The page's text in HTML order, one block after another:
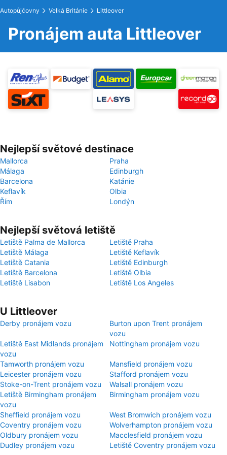
Autopůjčovny Velká Británie Littleover
Pronájem auta Littleover
Nejlepší světové destinace
Mallorca
Praha
Málaga
Edinburgh
Barcelona
Katánie
Keflavík
Olbia
Řím
Londýn
Nejlepší světová letiště
Letiště Palma de Mallorca
Letiště Praha
Letiště Málaga
Letiště Keflavík
Letiště Catania
Letiště Edinburgh
Letiště Barcelona
Letiště Olbia
Letiště Lisabon
Letiště Los Angeles
U Littleover
Derby pronájem vozu
Burton upon Trent pronájem
vozu
Letiště East Midlands pronájem
vozu
Nottingham pronájem vozu
Tamworth pronájem vozu
Mansfield pronájem vozu
Leicester pronájem vozu
Stafford pronájem vozu
Stoke-on-Trent pronájem vozu
Walsall pronájem vozu
Letiště Birmingham pronájem
vozu
Birmingham pronájem vozu
Sheffield pronájem vozu
West Bromwich pronájem vozu
Coventry pronájem vozu
Wolverhampton pronájem vozu
Oldbury pronájem vozu
Macclesfield pronájem vozu
Dudley pronájem vozu
Letiště Coventry pronájem vozu